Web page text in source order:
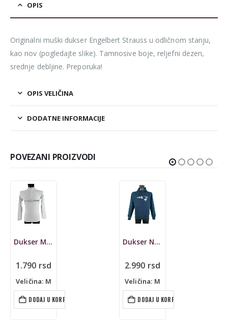
OPIS
Originalni muški dukser Engelbert Strauss u odličnom stanju,
kao nov (pogledajte slike). Tamnosive boje, reljefni dezen,
srednje debljine. Preporuka!
OPIS VELIČINA
DODATNE INFORMACIJE
POVEZANI PROIZVODI
Dukser Martini
1.790 rsd
Veličina: M
DODAJ U KORPU
Dukser New Era, NFL New England Patriots
2.990 rsd
Veličina: M
DODAJ U KORPU